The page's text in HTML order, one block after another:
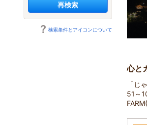
再検索
検索条件とアイコンについて
心と
「じ
51～